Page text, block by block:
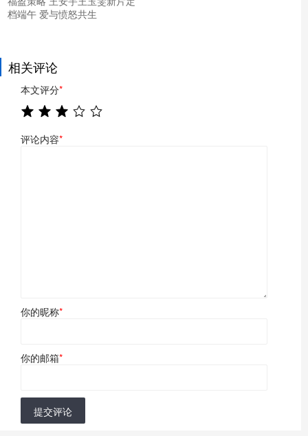
档端午 爱与愤怒共生
相关评论
本文评分*
评论内容*
你的昵称*
你的邮箱*
提交评论